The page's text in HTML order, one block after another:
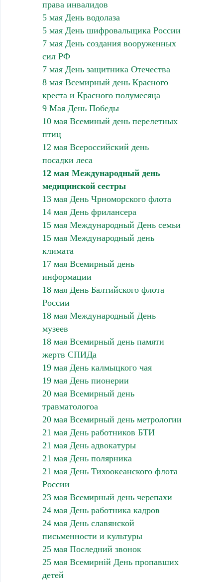
права инвалидов
5 мая День водолаза
5 мая День шифровальщика России
7 мая День создания вооруженных
сил РФ
7 мая День защитника Отечества
8 мая Всемирный день Красного
креста и Красного полумесяца
9 Мая День Победы
10 мая Всеминый день перелетных
птиц
12 мая Всероссийский день
посадки леса
12 мая Международный день
медицинской сестры
13 мая День Чрноморского флота
14 мая День фрилансера
15 мая Международный День семьи
15 мая Международный день
климата
17 мая Всемирный день
информации
18 мая День Балтийского флота
России
18 мая Международный День
музеев
18 мая Всемирный день памяти
жертв СПИДа
19 мая День калмыцкого чая
19 мая День пионерии
20 мая Всемирный день
травматологоа
20 мая Всемирный день метрологии
21 мая День работников БТИ
21 мая День адвокатуры
21 мая День полярника
21 мая День Тихоокеанского флота
России
23 мая Всемирный день черепахи
24 мая День работника кадров
24 мая День славянской
письменности и культуры
25 мая Последний звонок
25 мая Всемирній День пропавших
детей